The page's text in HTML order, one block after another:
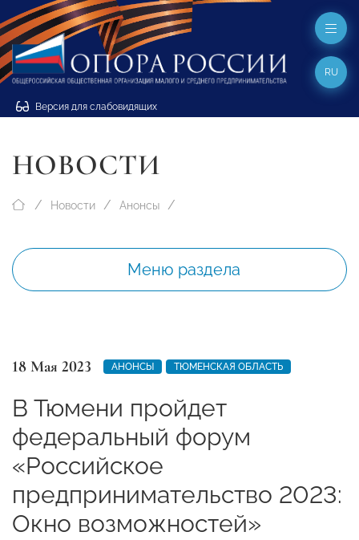
Версия для слабовидящих
RU
НОВОСТИ
Новости Анонсы
Меню раздела
18 Мая 2023 АНОНСЫ ТЮМЕНСКАЯ ОБЛАСТЬ
В Тюмени пройдет
федеральный форум
«Российское
предпринимательство 2023:
Окно возможностей»